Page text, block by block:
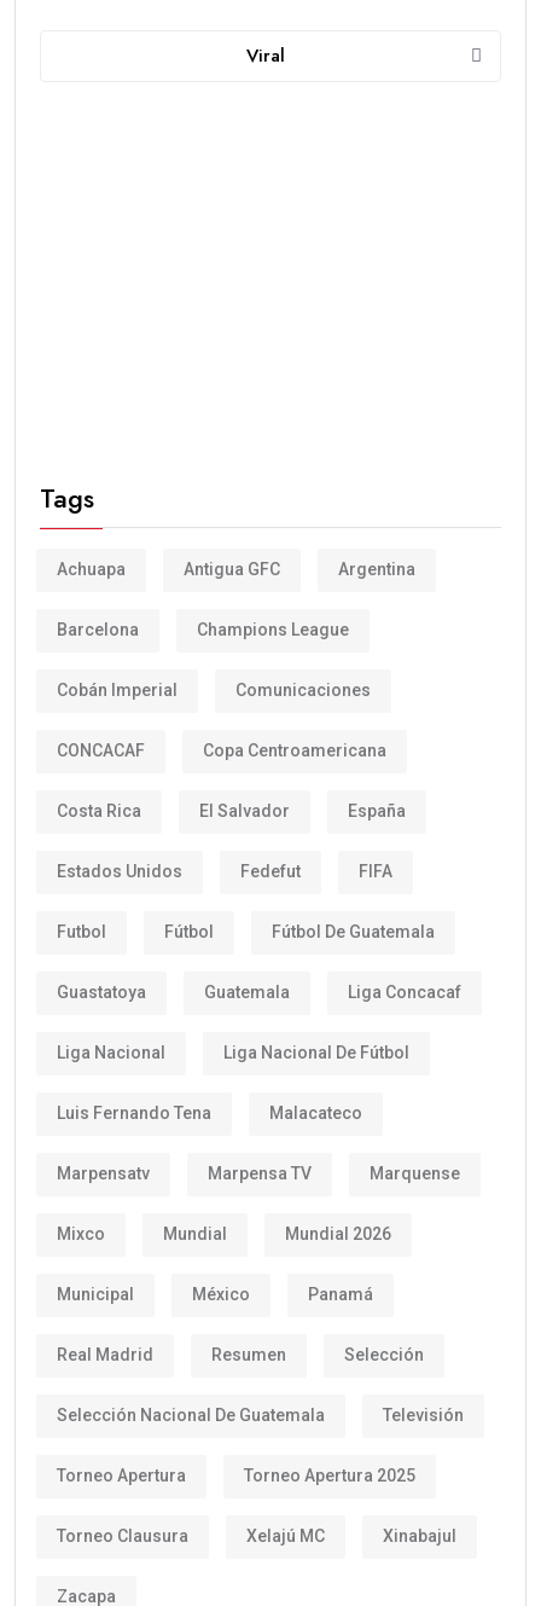
Viral
Tags
Achuapa Antigua GFC Argentina
Barcelona Champions League
Cobán Imperial Comunicaciones
CONCACAF Copa Centroamericana
Costa Rica El Salvador España
Estados Unidos Fedefut FIFA
Futbol Fútbol Fútbol De Guatemala
Guastatoya Guatemala Liga Concacaf
Liga Nacional Liga Nacional De Fútbol
Luis Fernando Tena Malacateco
Marpensatv Marpensa TV Marquense
Mixco Mundial Mundial 2026
Municipal México Panamá
Real Madrid Resumen Selección
Selección Nacional De Guatemala Televisión
Torneo Apertura Torneo Apertura 2025
Torneo Clausura Xelajú MC Xinabajul
Zacapa